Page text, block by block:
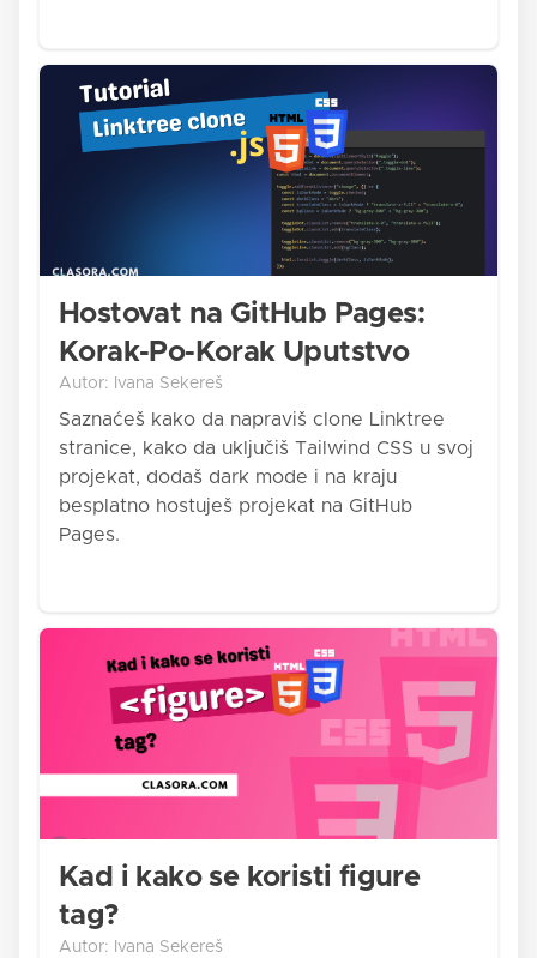
Hostovat na GitHub Pages:
Korak-Po-Korak Uputstvo
Autor: Ivana Sekereš
Saznaćeš kako da napraviš clone Linktree
stranice, kako da uključiš Tailwind CSS u svoj
projekat, dodaš dark mode i na kraju
besplatno hostuješ projekat na GitHub
Pages.
Kad i kako se koristi figure
tag?
Autor: Ivana Sekereš